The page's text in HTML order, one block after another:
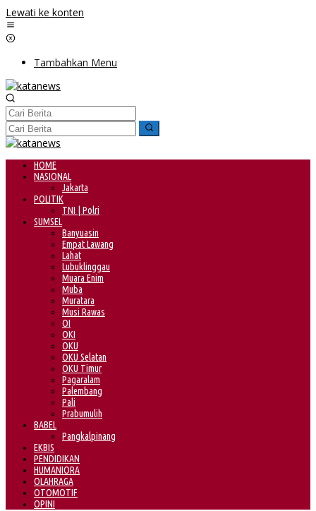
Lewati ke konten
Tambahkan Menu
HOME
NASIONAL
Jakarta
POLITIK
TNI | Polri
SUMSEL
Banyuasin
Empat Lawang
Lahat
Lubuklinggau
Muara Enim
Muba
Muratara
Musi Rawas
OI
OKI
OKU
OKU Selatan
OKU Timur
Pagaralam
Palembang
Pali
Prabumulih
BABEL
Pangkalpinang
EKBIS
PENDIDIKAN
HUMANIORA
OLAHRAGA
OTOMOTIF
OPINI